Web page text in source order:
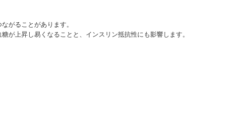
がることがあります。
が上昇し易くなることと、インスリン抵抗性にも影響します。